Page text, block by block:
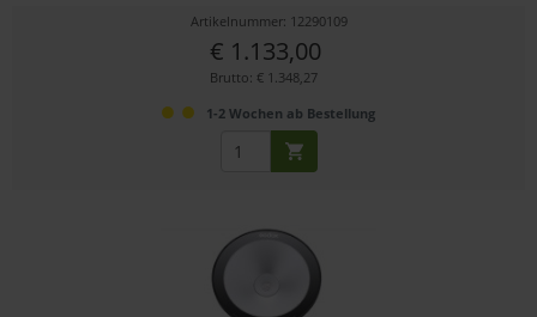
Artikelnummer: 12290109
€ 1.133,00
Brutto: € 1.348,27
1-2 Wochen ab Bestellung